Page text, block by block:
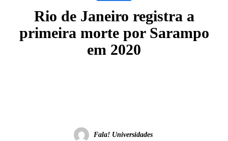
Rio de Janeiro registra a
primeira morte por Sarampo
em 2020
Fala! Universidades